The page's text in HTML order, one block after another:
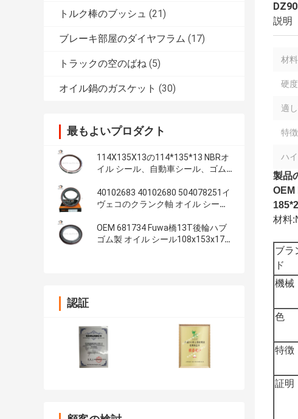
トルク棒のブッシュ (21)
ブレーキ部屋のダイヤフラム (17)
トラックの空のばね (5)
オイル鍋のガスケット (30)
最もよいプロダクト
114X135X13の114*135*13 NBRオ
イル シール、自動車シール、ゴム
40102683 40102680 504078251イ
ヴェコのクランク軸 オイル シール
ル シール
OEM 681734 Fuwa橋13T後輪ハブ
ゴム製 オイル シール108x153x17
認証
説明
材
硬
適
特
ハ
製品
OEM
材料
ブラ
ド
機械
色
特徴
証明